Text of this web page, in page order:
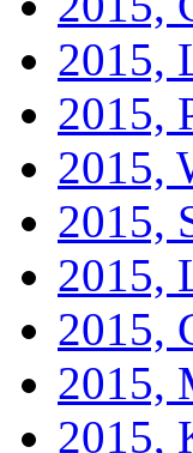
2015,
2015,
2015,
2015,
2015,
2015,
2015,
2015,